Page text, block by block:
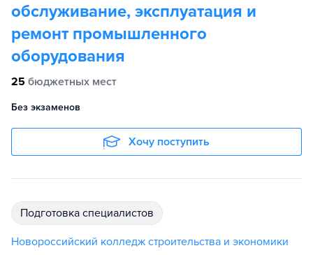
обслуживание, эксплуатация и
ремонт промышленного
оборудования
25 бюджетных мест
Без экзаменов
Хочу поступить
подготовка специалистов
Новороссийский колледж строительства и экономики